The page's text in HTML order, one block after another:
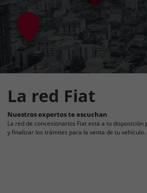
La red Fiat
Nuestros expertos te escuchan
La red de concesionarios Fiat está a tu
y finalizar los trámites para la venta de tu vehículo.